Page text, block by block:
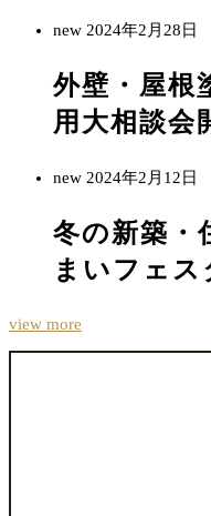
new 2024年2月28日
外壁・屋根
用大相談会
new 2024年2月12日
冬の新築・
まいフェス
view more